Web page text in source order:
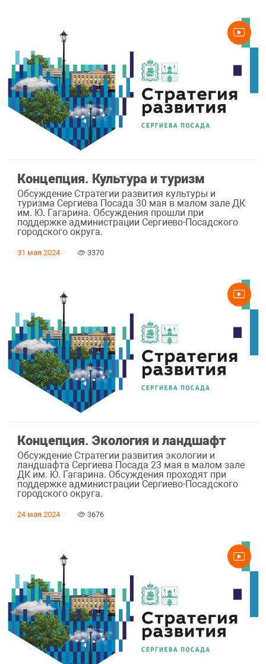
Концепция. Культура и туризм
Обсуждение Стратегии развития культуры и
туризма Сергиева Посада 30 мая в малом зале ДК
им. Ю. Гагарина. Обсуждения прошли при
поддержке администрации Сергиево-Посадского
городского округа.
31 мая 2024 3370
Концепция. Экология и ландшафт
Обсуждение Стратегии развития экологии и
ландшафта Сергиева Посада 23 мая в малом зале
ДК им. Ю. Гагарина. Обсуждения проходят при
поддержке администрации Сергиево-Посадского
городского округа.
24 мая 2024 3676